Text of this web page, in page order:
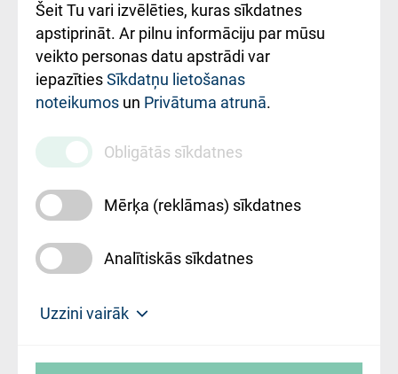
Rekvizīti un
ārstniecības
iestādes kods
010000234
Maksas
pakalpojumu
cenrādis
Šeit Tu vari izvēlēties, kuras sīkdatnes
apstiprināt. Ar pilnu informāciju par mūsu
veikto personas datu apstrādi var
iepazītiesSīkdatņu lietošanas
noteikumos un Privātuma atrunā.
Obligātās sīkdatnes
Mērķa (reklāmas) sīkdatnes
Analītiskās sīkdatnes
Uzzini vairāk